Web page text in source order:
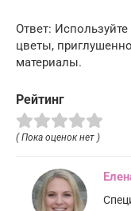
Ответ:
цветы,
материалы.
Рейтинг
( Пока оценок нет )